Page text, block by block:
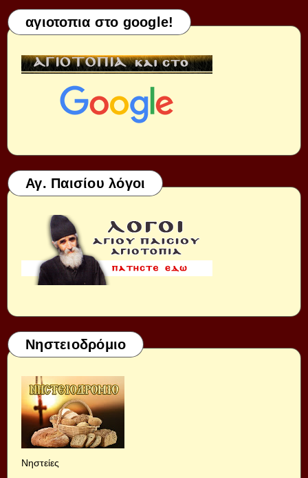
αγιοτοπια στο google!
Αγ. Παισίου λόγοι
Νηστειοδρόμιο
Νηστείες